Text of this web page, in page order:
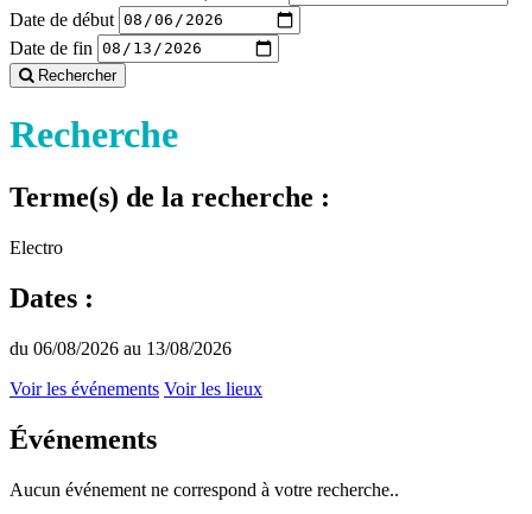
Date de début
Date de fin
Rechercher
Recherche
Terme(s) de la recherche :
Electro
Dates :
du 06/08/2026 au 13/08/2026
Voir les événements Voir les lieux
Événements
Aucun événement ne correspond à votre recherche..